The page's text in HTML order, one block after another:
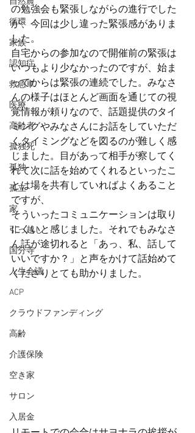
循環
家族
認知症
救急車
医療
高齢者
孤独死
孤独
孤立
家
引っ越し
国分寺
人生会議
ACP
クラウドファンディング
高齢
介護保険
空き家
サロン
入居金
の勉強会も緊張しながらの進行でした
が、今回は少し違った緊張感がありま
した。
自宅からの参加なので開催前の緊張は
いつもより少なかったのですが、始ま
ってからは緊張の連続でした。みなさ
んの様子はほとんど画面を通じての視
覚情報が頼りなので、話題提供のタイ
ミングやみなさんにお話をしていただ
くタイミングなどを図るのが難しく感
じました。目があって相手が察してく
れて次に話を始めてくれるといったこ
とは場を共有していればよくあること
ですが、
そういったコミュニケーションは取り
にくいと感じました。それでもみなさ
ん話が途切れると「あっ、私、話して
いいですか？」と声をかけて話始めて
くださりとても助かりました。